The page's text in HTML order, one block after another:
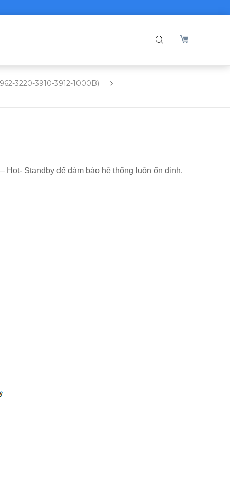
3220-3910-3912-1000B)
Standby để đảm bảo hệ thống luôn ổn định.